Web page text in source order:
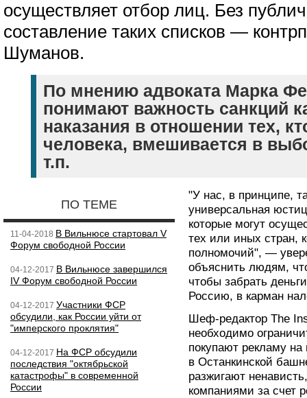
осуществляет отбор лиц. Без
составление таких списков —
Шуманов.
По мнению адвоката Марка
понимают важность санкций
наказания в отношении тех,
человека, вмешивается в
т.п.
ПО ТЕМЕ
11-04-2018 В Вильнюсе стартовал V
Форум свободной России
04-12-2017 В Вильнюсе завершился
IV Форум свободной России
04-12-2017 Участники ФСР
обсудили, как России уйти от
"имперского проклятия"
04-12-2017 На ФСР обсудили
последствия "октябрьской
катастрофы" в современной
России
"У нас, в принципе,
универсальная
которые могут
тех или иных стран,
полномочий", —
объяснить людям,
чтобы забрать
Россию, в карман
Шеф-редактор The
необходимо
покупают рекламу
в Останкинской
разжигают
компаниями за счет